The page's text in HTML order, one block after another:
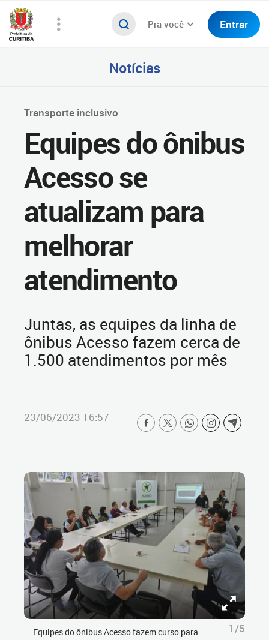
Pra você Entrar
Notícias
Transporte inclusivo
Equipes do ônibus
Acesso se
atualizam para
melhorar
atendimento
Juntas, as equipes da linha de
ônibus Acesso fazem cerca de
1.500 atendimentos por mês
23/06/2023 16:57
Equipes do ônibus Acesso fazem curso para
1/5